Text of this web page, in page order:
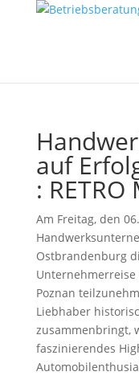
auf
: RETRO
Am Freitag, den
Ostbrandenburg
Unternehmerreise
Poznan
Liebhaber
zusammenbringt,
faszinierendes